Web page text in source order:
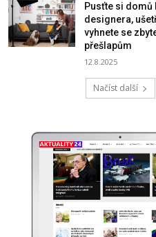
Pusťte si domů
designera,
vyhnete se
přešlapům
12.8.2025
Načíst další